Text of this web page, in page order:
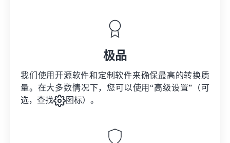
极品
我们使用开源软件和定制软件来确保最高的转换质
量。在大多数情况下，您可以使用“高级设置”（可
选，查找
图标）。